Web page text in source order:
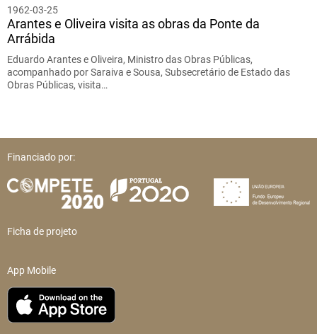
1962-03-25
Arantes e Oliveira visita as obras da Ponte da
Arrábida
Eduardo Arantes e Oliveira, Ministro das Obras Públicas,
acompanhado por Saraiva e Sousa, Subsecretário de Estado das
Obras Públicas, visita…
Financiado por:
Ficha de projeto
App Mobile